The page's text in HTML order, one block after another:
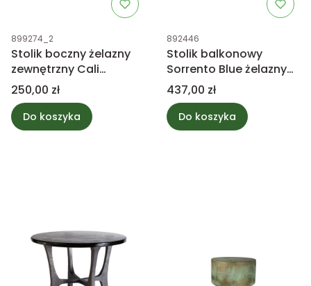
Kod produktu
899274_2
Stolik boczny żelazny
zewnętrzny Cali
mniejszy
Cena
250,00 zł
Do koszyka
Kod produktu
892446
Stolik balkonowy
Sorrento Blue żelazny
63,5cm
Cena
437,00 zł
Do koszyka